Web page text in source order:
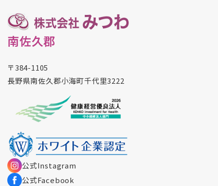
南佐久郡
〒384-1105
長野県南佐久郡小海町千代里3222
公式Instagram
公式Facebook